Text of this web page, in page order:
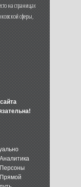
на страницах
сферы,
Аналитика
Персоны
Прямой